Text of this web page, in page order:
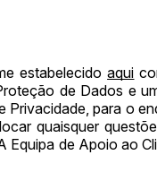
estabelecidoaqui
de Dados e
Privacidade, para o
quaisquer
de Apoio ao